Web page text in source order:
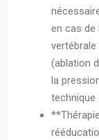
en cas de
(ablation
la
technique